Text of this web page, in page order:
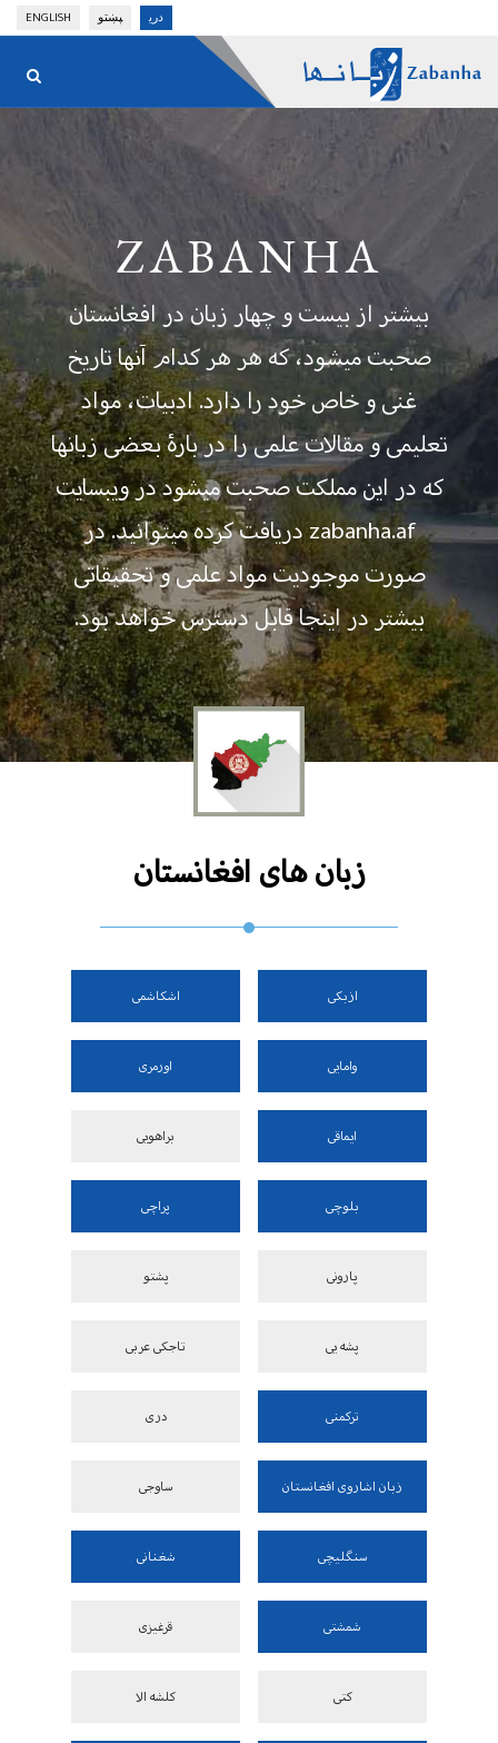
main
ENGLISH دری پښتو
ZABANHA
بیشتر از بیست و چهار زبان در افغانستان
صحبت میشود، که هر هر کدام آنها تاریخ
غنی و خاص خود را دارد. ادبیات، مواد
تعلیمی و مقالات علمی را در بارۀ بعضی زبانها
که در این مملکت صحبت میشود در ویبسایت
zabanha.af دریافت کرده میتوانید. در
صورت موجودیت مواد علمی و تحقیقاتی
بیشتر در اینجا قابل دسترس خواهد بود.
زبان های افغانستان
ازبکی اشکاشمی
وامایی اورمری
ایماقی براهویی
بلوچی پراچی
پارونی پشتو
پشه یی تاجکی عربی
ترکمنی دری
زبان اشاروی افغانستان ساوجی
سنگلیچی شغنانی
شمشتی قرغیزی
کتی کلشه الا